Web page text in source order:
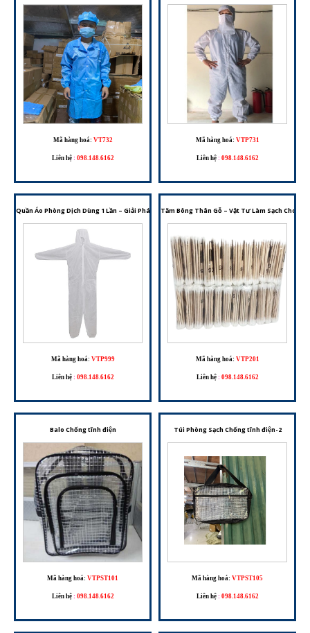
Mã hàng hoá: VT732
Liên hệ : 098.148.6162
Mã hàng hoá: VTP731
Liên hệ : 098.148.6162
Quần Áo Phòng Dịch Dùng 1 Lần – Giải Pháp Bảo Hộ Cho Môi Trường Y Tế Và Phòng Sạch
Mã hàng hoá: VTP999
Liên hệ : 098.148.6162
Tăm Bông Thân Gỗ – Vật Tư Làm Sạch Cho
Mã hàng hoá: VTP201
Liên hệ : 098.148.6162
Balo Chống tĩnh điện
Mã hàng hoá: VTPST101
Liên hệ : 098.148.6162
Túi Phòng Sạch Chống tĩnh điện-2
Mã hàng hoá: VTPST105
Liên hệ : 098.148.6162